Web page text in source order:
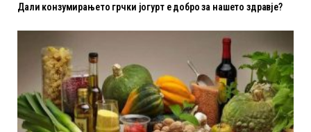
Дали конзумирањето грчки јогурт е добро за нашето здравје?